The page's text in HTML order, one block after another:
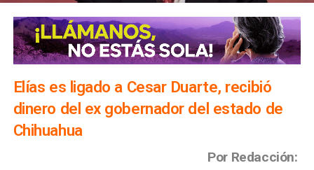
Elías es ligado a Cesar Duarte, recibió
dinero del ex gobernador del estado de
Chihuahua
Por Redacción: